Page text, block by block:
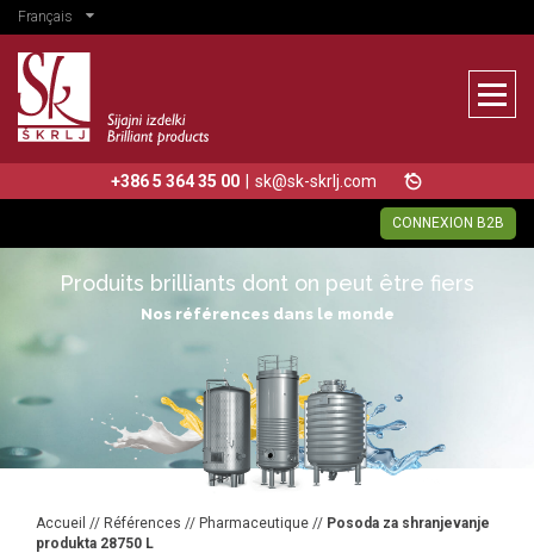
Français
+386 5 364 35 00 | sk@sk-skrlj.com
CONNEXION B2B
Produits brilliants dont on peut être fiers
Nos références dans le monde
Accueil // Références // Pharmaceutique // Posoda za shranjevanje
produkta 28750 L